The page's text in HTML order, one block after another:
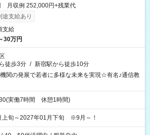
月収例 252,000円+残業代
途支給あり
支給
30万円
徒歩3分 / 新宿駅から徒歩10分
関の発展で若者に多様な未来を実現☆有名♪通信教
実働7時間 休憩1時間)
上旬～2027年01月下旬 ※9月～！